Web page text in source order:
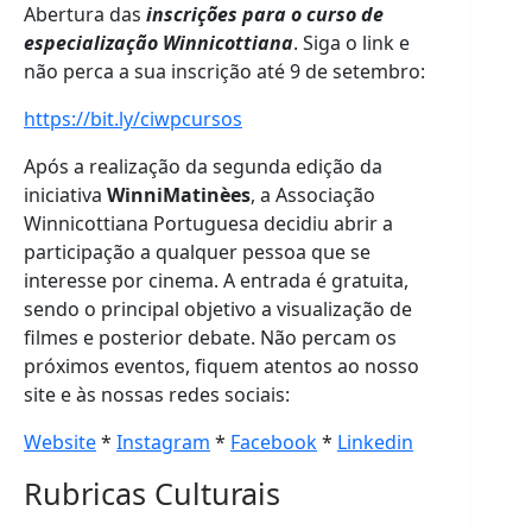
Abertura das inscrições para o curso de
especialização Winnicottiana. Siga o link e
não perca a sua inscrição até 9 de setembro:
https://bit.ly/ciwpcursos
Após a realização da segunda edição da
iniciativa WinniMatinèes, a Associação
Winnicottiana Portuguesa decidiu abrir a
participação a qualquer pessoa que se
interesse por cinema. A entrada é gratuita,
sendo o principal objetivo a visualização de
filmes e posterior debate. Não percam os
próximos eventos, fiquem atentos ao nosso
site e às nossas redes sociais:
Website* Instagram * Facebook* Linkedin
Rubricas Culturais